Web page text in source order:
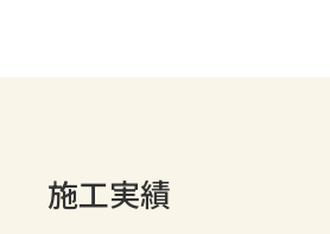
施工実績